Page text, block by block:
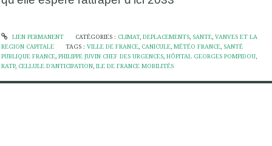
LIEN PERMANENT CATÉGORIES : CLIMAT, DEPLACEMENTS, SANTE, VANVES ET LA
REGION CAPITALE
TAGS :VILLE DE FRANCE, CANICULE,MÉTÉO FRANCE, SANTÉ
PUBLIQUE FRANCE, PHILIPPE JUVIN CHEF DES URGENCES, HÔPITAL GEORGES POMPIDOU,
RATP, CELLULE D’ANTICIPATION, ILE DE FRANCE MOBILITÉS